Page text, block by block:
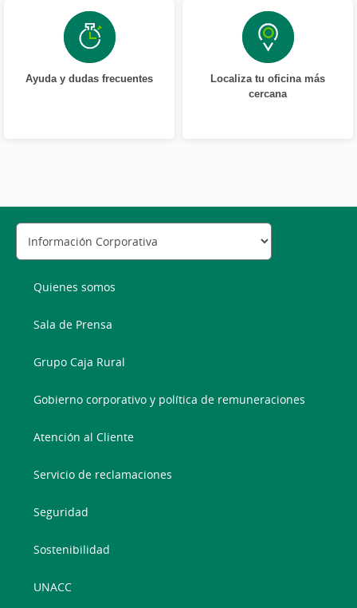
Ayuda y dudas frecuentes
Localiza tu oficina más
cercana
Quienes somos
Sala de Prensa
Grupo Caja Rural
Gobierno corporativo y política de remuneraciones
Atención al Cliente
Servicio de reclamaciones
Seguridad
Sostenibilidad
UNACC